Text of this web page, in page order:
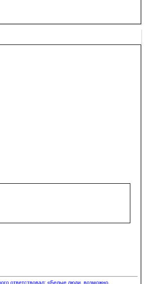
ответствовал: «Белые люди, возможно,